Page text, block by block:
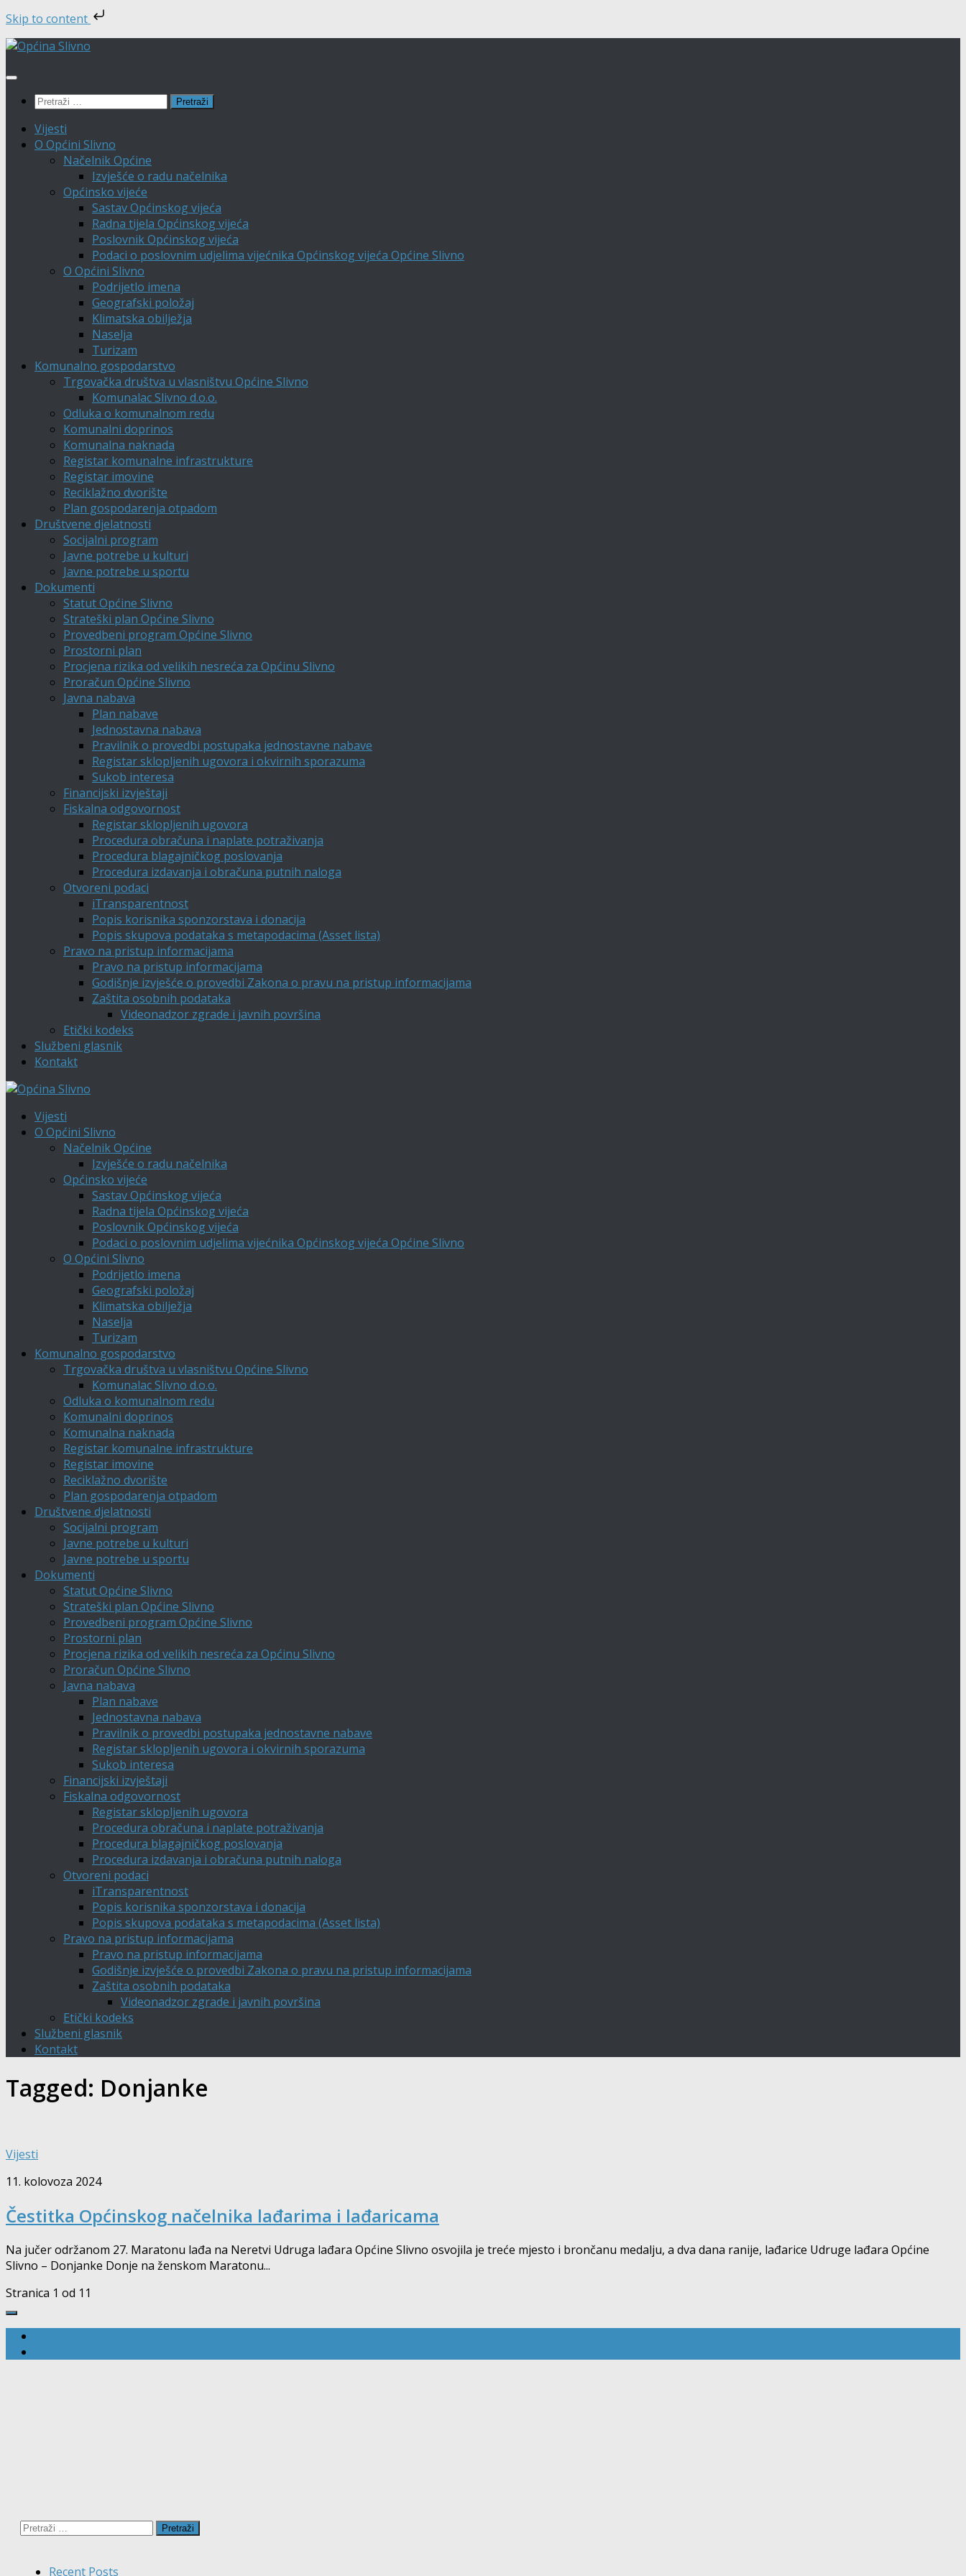
Skip to content
Skip
content
Pretraži:
Vijesti
O Općini Slivno
Načelnik Općine
Izvješće o radu načelnika
Općinsko vijeće
Sastav Općinskog vijeća
Radna tijela Općinskog vijeća
Poslovnik Općinskog vijeća
Podaci o poslovnim udjelima vijećnika Općinskog vijeća Općine Slivno
O Općini Slivno
Podrijetlo imena
Geografski položaj
Klimatska obilježja
Naselja
Turizam
Komunalno gospodarstvo
Trgovačka društva u vlasništvu Općine Slivno
Komunalac Slivno d.o.o.
Odluka o komunalnom redu
Komunalni doprinos
Komunalna naknada
Registar komunalne infrastrukture
Registar imovine
Reciklažno dvorište
Plan gospodarenja otpadom
Društvene djelatnosti
Socijalni program
Javne potrebe u kulturi
Javne potrebe u sportu
Dokumenti
Statut Općine Slivno
Strateški plan Općine Slivno
Provedbeni program Općine Slivno
Prostorni plan
Procjena rizika od velikih nesreća za Općinu Slivno
Proračun Općine Slivno
Javna nabava
Plan nabave
Jednostavna nabava
Pravilnik o provedbi postupaka jednostavne nabave
Registar sklopljenih ugovora i okvirnih sporazuma
Sukob interesa
Financijski izvještaji
Fiskalna odgovornost
Registar sklopljenih ugovora
Procedura obračuna i naplate potraživanja
Procedura blagajničkog poslovanja
Procedura izdavanja i obračuna putnih naloga
Otvoreni podaci
iTransparentnost
Popis korisnika sponzorstava i donacija
Popis skupova podataka s metapodacima (Asset lista)
Pravo na pristup informacijama
Pravo na pristup informacijama
Godišnje izvješće o provedbi Zakona o pravu na pristup informacijama
Zaštita osobnih podataka
Videonadzor zgrade i javnih površina
Etički kodeks
Službeni glasnik
Kontakt
Vijesti
O Općini Slivno
Načelnik Općine
Izvješće o radu načelnika
Općinsko vijeće
Sastav Općinskog vijeća
Radna tijela Općinskog vijeća
Poslovnik Općinskog vijeća
Podaci o poslovnim udjelima vijećnika Općinskog vijeća Općine Slivno
O Općini Slivno
Podrijetlo imena
Geografski položaj
Klimatska obilježja
Naselja
Turizam
Komunalno gospodarstvo
Trgovačka društva u vlasništvu Općine Slivno
Komunalac Slivno d.o.o.
Odluka o komunalnom redu
Komunalni doprinos
Komunalna naknada
Registar komunalne infrastrukture
Registar imovine
Reciklažno dvorište
Plan gospodarenja otpadom
Društvene djelatnosti
Socijalni program
Javne potrebe u kulturi
Javne potrebe u sportu
Dokumenti
Statut Općine Slivno
Strateški plan Općine Slivno
Provedbeni program Općine Slivno
Prostorni plan
Procjena rizika od velikih nesreća za Općinu Slivno
Proračun Općine Slivno
Javna nabava
Plan nabave
Jednostavna nabava
Pravilnik o provedbi postupaka jednostavne nabave
Registar sklopljenih ugovora i okvirnih sporazuma
Sukob interesa
Financijski izvještaji
Fiskalna odgovornost
Registar sklopljenih ugovora
Procedura obračuna i naplate potraživanja
Procedura blagajničkog poslovanja
Procedura izdavanja i obračuna putnih naloga
Otvoreni podaci
iTransparentnost
Popis korisnika sponzorstava i donacija
Popis skupova podataka s metapodacima (Asset lista)
Pravo na pristup informacijama
Pravo na pristup informacijama
Godišnje izvješće o provedbi Zakona o pravu na pristup informacijama
Zaštita osobnih podataka
Videonadzor zgrade i javnih površina
Etički kodeks
Službeni glasnik
Kontakt
Tagged: Donjanke
Vijesti
11. kolovoza 2024
Čestitka Općinskog načelnika lađarima i lađaricama
Na jučer održanom 27. Maratonu lađa na Neretvi Udruga lađara Općine Slivno osvojila je treće mjesto i brončanu medalju, a dva dana ranije, lađarice Udruge lađara Općine
Slivno – Donjanke Donje na ženskom Maratonu...
Stranica 1 od 1 1
Pretraži:
Recent Posts